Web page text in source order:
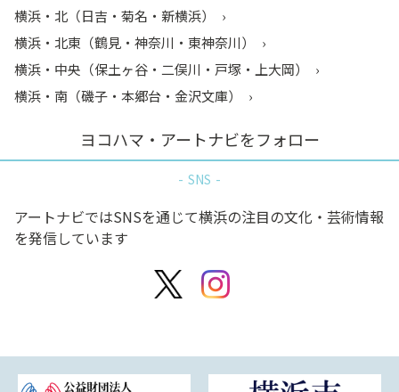
横浜・北（日吉・菊名・新横浜）
横浜・北東（鶴見・神奈川・東神奈川）
横浜・中央（保土ヶ谷・二俣川・戸塚・上大岡）
横浜・南（磯子・本郷台・金沢文庫）
ヨコハマ・アートナビをフォロー
SNS
アートナビではSNSを通じて横浜の注目の文化・芸術情報
を発信しています